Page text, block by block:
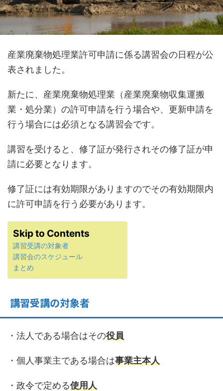
産業廃棄物処理業許可申請に係る講習会の日程が公
表されました。
新たに、産業廃棄物処理業（産業廃棄物収集運搬
業・処分業）の許可申請を行う場合や、更新申請を
行う場合には必須となる講習会です。
講習を受けると、修了証が発行されその修了証が申
請に必要となります。
修了証には有効期限がありますのでその有効期限内
に許可申請を行う必要があります。
Skip to Contents
講習受講の対象者
講習会のスケジュール
まとめ
講習受講の対象者
・法人である場合はその役員
・個人事業主である場合は事業主本人
・政令で定める使用人